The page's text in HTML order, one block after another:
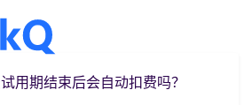
用期结束后会自动扣费吗？